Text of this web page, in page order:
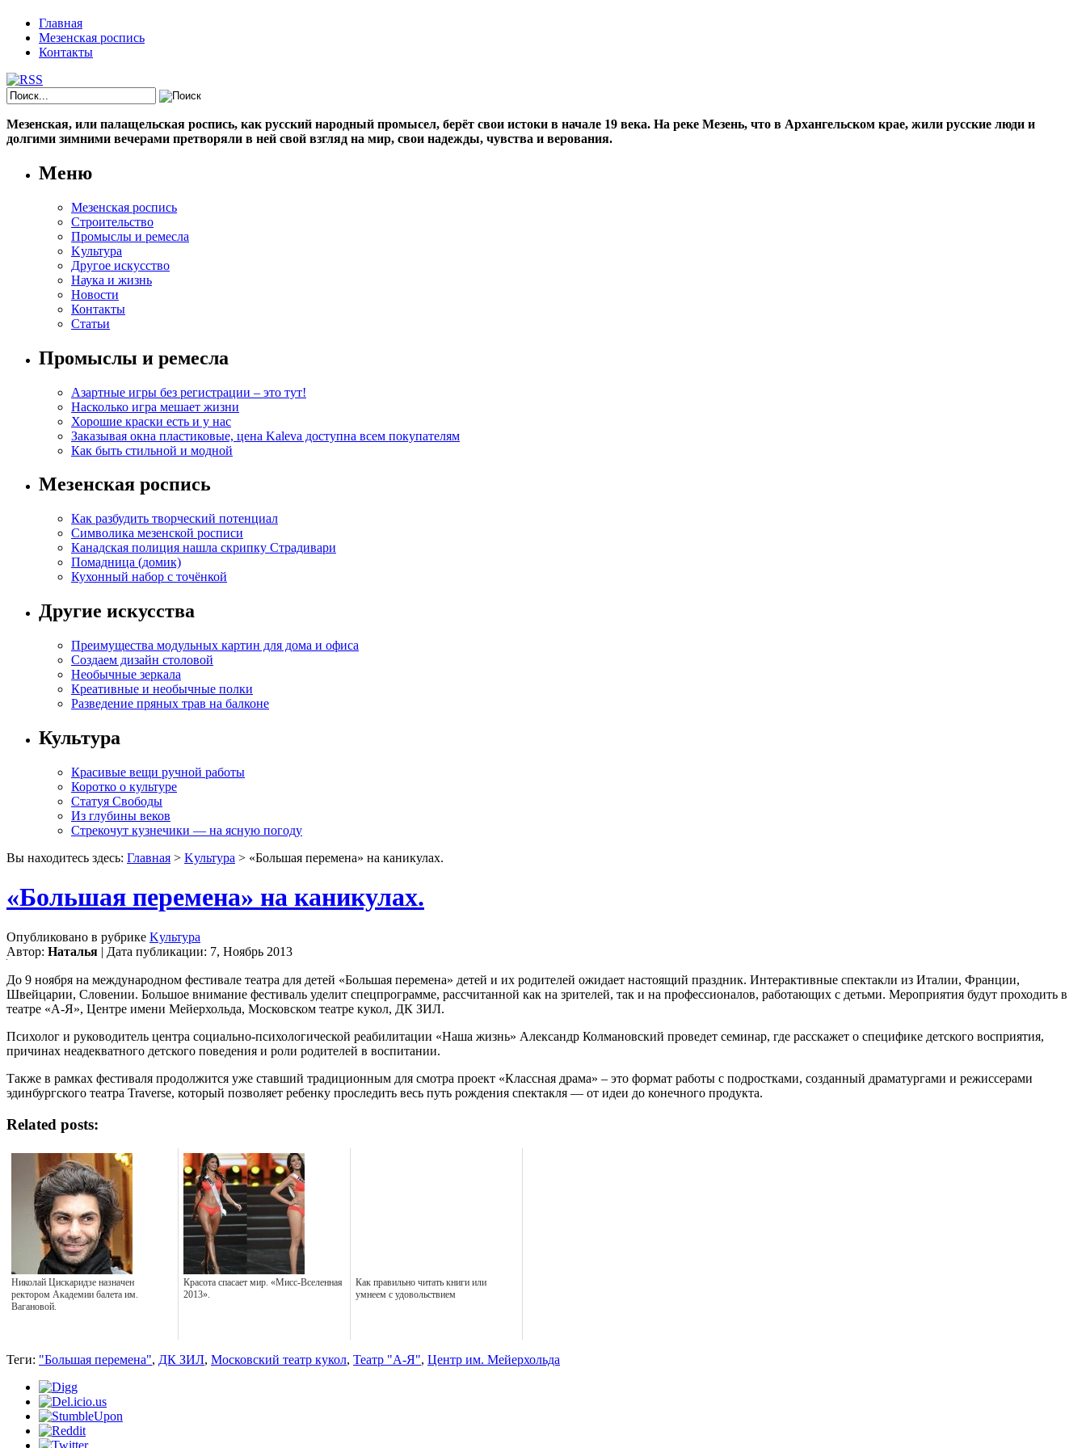
Главная
Мезенская роспись
Контакты
Мезенская, или палащельская роспись, как русский народный промысел, берёт свои истоки в начале 19 века. На реке Мезень, что в Архангельском крае, жили русские люди и
долгими зимними вечерами претворяли в ней свой взгляд на мир, свои надежды, чувства и верования.
Меню
Мезенская роспись
Строительство
Промыслы и ремесла
Kультура
Другое искусство
Наука и жизнь
Новости
Контакты
Статьи
Промыслы и ремесла
Азартные игры без регистрации – это тут!
Насколько игра мешает жизни
Хорошие краски есть и у нас
Заказывая окна пластиковые, цена Kaleva доступна всем покупателям
Как быть стильной и модной
Мезенская роспись
Как разбудить творческий потенциал
Символика мезенской росписи
Канадская полиция нашла скрипку Страдивари
Помадница (домик)
Кухонный набор с точёнкой
Другие искусства
Преимущества модульных картин для дома и офиса
Создаем дизайн столовой
Необычные зеркала
Креативные и необычные полки
Разведение пряных трав на балконе
Культура
Красивые вещи ручной работы
Коротко о культуре
Статуя Свободы
Из глубины веков
Стрекочут кузнечики — на ясную погоду
Вы находитесь здесь: Главная > Kультура > «Большая перемена» на каникулах.
«Большая перемена» на каникулах.
Опубликовано в рубрике Kультура
Автор: Наталья | Дата публикации: 7, Ноябрь 2013
До 9 ноября на международном фестивале театра для детей «Большая перемена» детей и их родителей ожидает настоящий праздник. Интерактивные спектакли из Италии, Франции,
Швейцарии, Словении. Большое внимание фестиваль уделит спецпрограмме, рассчитанной как на зрителей, так и на профессионалов, работающих с детьми. Мероприятия будут проходить в
театре «А-Я», Центре имени Мейерхольда, Московском театре кукол, ДК ЗИЛ.
Психолог и руководитель центра социально-психологической реабилитации «Наша жизнь» Александр Колмановский проведет семинар, где расскажет о специфике детского восприятия,
причинах неадекватного детского поведения и роли родителей в воспитании.
Также в рамках фестиваля продолжится уже ставший традиционным для смотра проект «Классная драма» – это формат работы с подростками, созданный драматургами и режиссерами
эдинбургского театра Traverse, который позволяет ребенку проследить весь путь рождения спектакля — от идеи до конечного продукта.
Related posts:
Николай Цискаридзе назначен
ректором Академии балета им.
Вагановой.
Красота спасает мир. «Мисс-Вселенная
2013».
Как правильно читать книги или
умнеем с удовольствием
Теги: "Большая перемена", ДК ЗИЛ, Московский театр кукол, Театр "А-Я", Центр им. Мейерхольда